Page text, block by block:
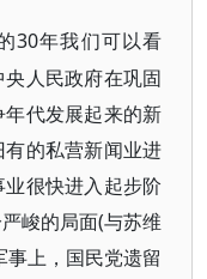
30年我们可以看
人民政府在巩固
代发展起来的新
的私营新闻业进
很快进入起步阶
峻的局面(与苏维
上，国民党遗留